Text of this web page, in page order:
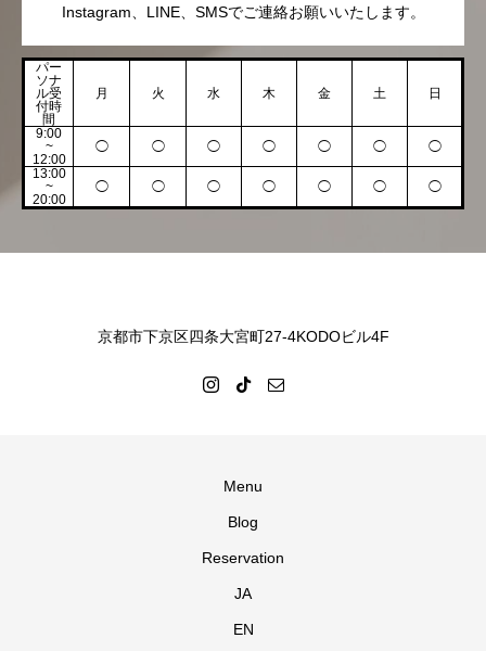
Instagram、LINE、SMSでご連絡お願いいたします。
パー
ソナ
ル受
付時
間
月 火 水 木 金 土 日
9:00
~
12:00
◯ ◯ ◯ ◯ ◯ ◯
◯
13:00
~
20:00
◯ ◯ ◯ ◯ ◯ ◯ ◯
京都市下京区四条大宮町27-4KODOビル4F
Menu
Blog
Reservation
JA
EN